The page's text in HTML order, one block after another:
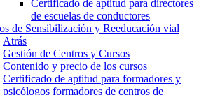
Certificado de aptitud para directores
de escuelas de conductores
de Sensibilización y Reeducación vial
Atrás
Gestión de Centros y Cursos
Contenido y precio de los cursos
Certificado de aptitud para formadores y
psicólogos formadores de centros de